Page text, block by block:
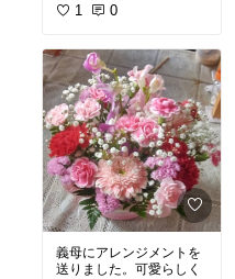
1 0
義母にアレンジメントを
送りました。可愛らしく